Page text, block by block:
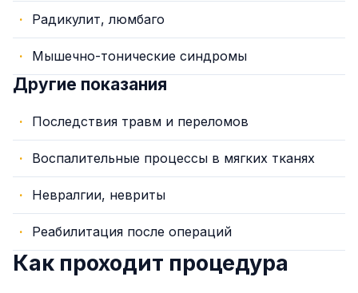
Радикулит, люмбаго
Мышечно-тонические синдромы
Другие показания
Последствия травм и переломов
Воспалительные процессы в мягких тканях
Невралгии, невриты
Реабилитация после операций
Как проходит процедура